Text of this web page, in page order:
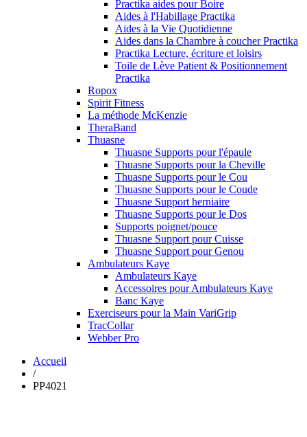
Practika aides pour Boire
Aides à l'Habillage Practika
Aides à la Vie Quotidienne
Aides dans la Chambre à coucher Practika
Practika Lecture, écriture et loisirs
Toile de Lève Patient & Positionnement
Practika
Ropox
Spirit Fitness
La méthode McKenzie
TheraBand
Thuasne
Thuasne Supports pour l'épaule
Thuasne Supports pour la Cheville
Thuasne Supports pour le Cou
Thuasne Supports pour le Coude
Thuasne Support herniaire
Thuasne Supports pour le Dos
Supports poignet/pouce
Thuasne Support pour Cuisse
Thuasne Support pour Genou
Ambulateurs Kaye
Ambulateurs Kaye
Accessoires pour Ambulateurs Kaye
Banc Kaye
Exerciseurs pour la Main VariGrip
TracCollar
Webber Pro
Accueil
/
PP4021